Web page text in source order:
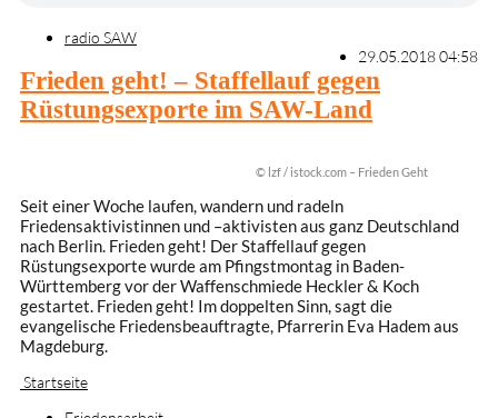
radio SAW
29.05.2018 04:58
Frieden geht! – Staffellauf gegen
Rüstungsexporte im SAW-Land
© lzf / istock.com – Frieden Geht
Seit einer Woche laufen, wandern und radeln
Friedensaktivistinnen und –aktivisten aus ganz Deutschland
nach Berlin. Frieden geht! Der Staffellauf gegen
Rüstungsexporte wurde am Pfingstmontag in Baden-
Württemberg vor der Waffenschmiede Heckler & Koch
gestartet. Frieden geht! Im doppelten Sinn, sagt die
evangelische Friedensbeauftragte, Pfarrerin Eva Hadem aus
Magdeburg.
Startseite